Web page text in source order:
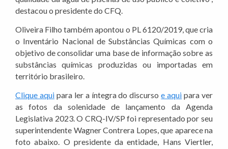
destacou o presidente do CFQ.
Oliveira Filho também apontou o PL 6120/2019, que cria
o Inventário Nacional de Substâncias Químicas com o
objetivo de consolidar uma base de informação sobre as
substâncias químicas produzidas ou importadas em
território brasileiro.
Clique aquipara ler a íntegra do discursoe aqui para ver
as fotos da solenidade de lançamento da Agenda
Legislativa 2023. O CRQ-IV/SP foi representado por seu
superintendente Wagner Contrera Lopes, que aparece na
foto abaixo. O presidente da entidade, Hans Viertler,